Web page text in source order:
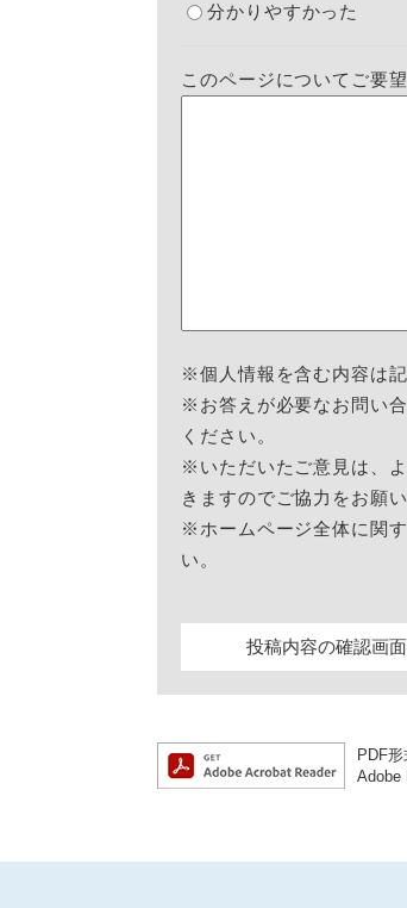
分かりやすかった
このページについてご要
※個人情報を含む内容は
※お答えが必要なお問い
ください。
※いただいたご意見は、
きますのでご協力をお願い
※ホームページ全体に関す
い。
PDF
Adobe